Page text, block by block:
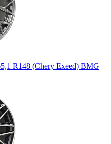
R148 (Chery Exeed) BMG